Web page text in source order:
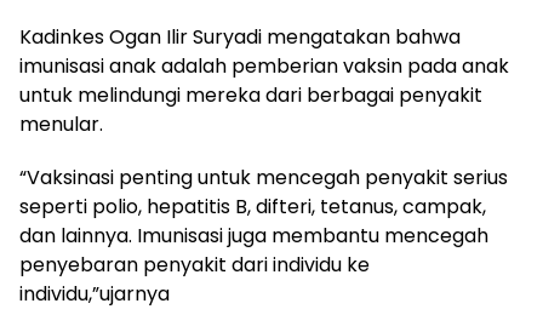
Kadinkes Ogan Ilir Suryadi mengatakan bahwa
imunisasi anak adalah pemberian vaksin pada anak
untuk melindungi mereka dari berbagai penyakit
menular.
“Vaksinasi penting untuk mencegah penyakit serius
seperti polio, hepatitis B, difteri, tetanus, campak,
dan lainnya. Imunisasi juga membantu mencegah
penyebaran penyakit dari individu ke
individu,”ujarnya